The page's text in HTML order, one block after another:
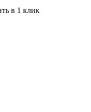
в 1 клик